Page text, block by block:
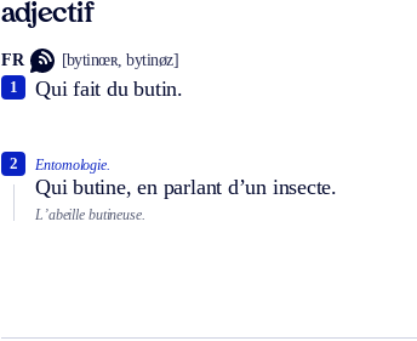
adjectif
FR [bytinœʀ, bytinøz]
Qui fait du butin.
1
Entomologie.
Qui butine, en parlant d’un insecte.
2
L’abeille butineuse.